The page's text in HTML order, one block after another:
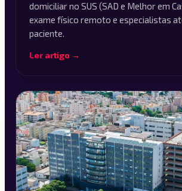
domiciliar no SUS (SAD e Melhor em
exame físico remoto e especialistas
paciente.
Ler artigo →